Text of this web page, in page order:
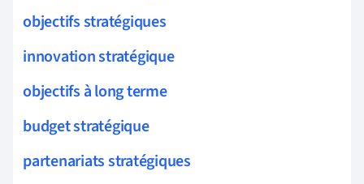
objectifs stratégiques
innovation stratégique
objectifs à long terme
budget stratégique
partenariats stratégiques